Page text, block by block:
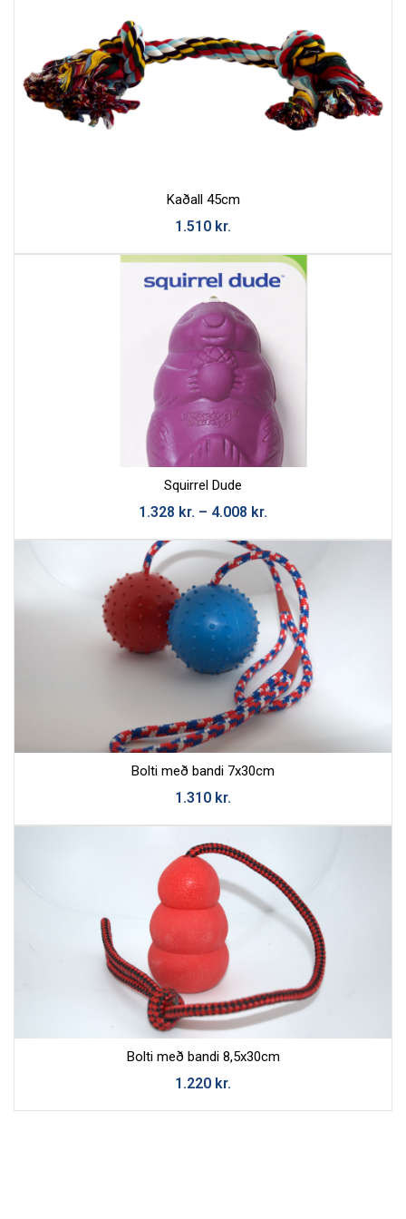
Kaðall 45cm
1.510 kr.
Squirrel Dude
1.328 kr. – 4.008 kr.
Bolti með bandi 7x30cm
1.310 kr.
Bolti með bandi 8,5x30cm
1.220 kr.
Okkur er mikið í mun að bæta þjónustu okkar við viðskiptavini
og því tökum við vel á móti öllum skilaboðum.
Skiptir ekki máli hvort þau eru jákvæð eða neikvæð.
Athugaðu að við munum aldrei láta þriðja aðila hafa
netfangið þitt né munum við misnota það á nokkurn annan